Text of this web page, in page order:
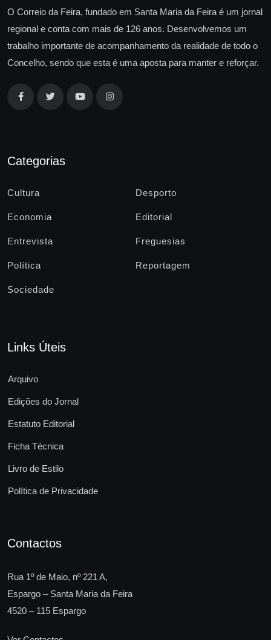
O Correio da Feira, fundado em Santa Maria da Feira é um jornal
regional e conta com mais de 126 anos. Desenvolvemos um
trabalho importante de acompanhamento da realidade de todo o
Concelho, sendo que esta é uma aposta para manter e reforçar.
Categorias
Cultura Desporto
Economia Editorial
Entrevista Freguesias
Política Reportagem
Sociedade
Links Úteis
Arquivo
Edições do Jornal
Estatuto Editorial
Ficha Técnica
Livro de Estilo
Política de Privacidade
Contactos
Rua 1º de Maio, nº 221 A,
Espargo – Santa Maria da Feira
4520 – 115 Espargo